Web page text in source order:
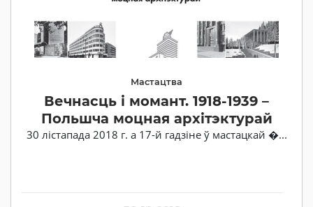
Мастацтва
Вечнасць і момант. 1918-1939 –
Польшча моцная архітэктурай
30 лістапада 2018 г. а 17-й гадзіне ў мастацкай �...